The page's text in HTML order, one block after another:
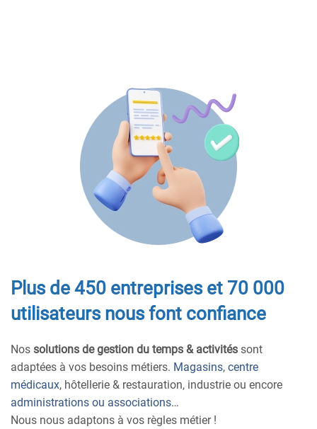
Plus de 450 entreprises et 70 000
utilisateurs nous font confiance
Nos solutions de gestion du temps & activités sont
adaptées à vos besoins métiers. Magasins, centre
médicaux, hôtellerie & restauration, industrie ou encore
administrations ou associations…
Nous nous adaptons à vos règles métier !